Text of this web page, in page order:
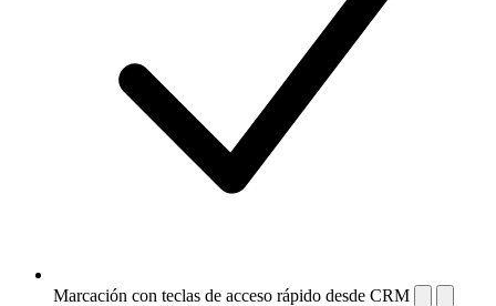
Marcación con teclas de acceso rápido desde CRM